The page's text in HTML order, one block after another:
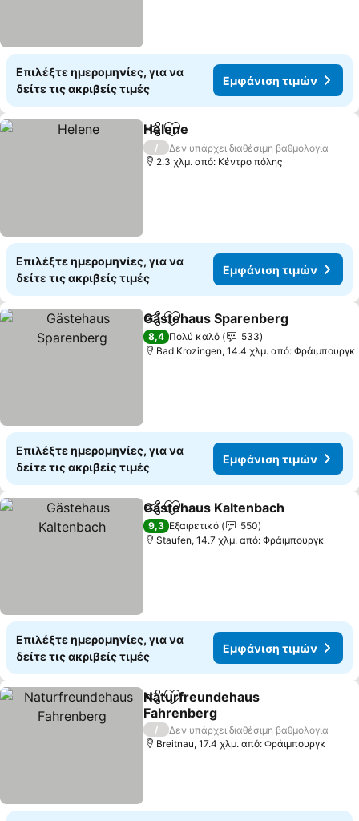
Επιλέξτε ημερομηνίες, για να
δείτε τις ακριβείς τιμές
Εμφάνιση τιμών
Κοινοποίηση
Προσθήκη στα αγαπημένα
Helene
/
Δεν υπάρχει διαθέσιμη βαθμολογία
2.3 χλμ. από: Κέντρο πόλης
Επιλέξτε ημερομηνίες, για να
δείτε τις ακριβείς τιμές
Εμφάνιση τιμών
Κοινοποίηση
Προσθήκη στα αγαπημένα
Gästehaus Sparenberg
8,4 Πολύ καλό
533
Bad Krozingen, 14.4 χλμ. από: Φράιμπουργκ
Επιλέξτε ημερομηνίες, για να
δείτε τις ακριβείς τιμές
Εμφάνιση τιμών
Κοινοποίηση
Προσθήκη στα αγαπημένα
Gästehaus Kaltenbach
9,3 Εξαιρετικό
550
Staufen, 14.7 χλμ. από: Φράιμπουργκ
Επιλέξτε ημερομηνίες, για να
δείτε τις ακριβείς τιμές
Εμφάνιση τιμών
Κοινοποίηση
Προσθήκη στα αγαπημένα
Naturfreundehaus
Fahrenberg
/
Δεν υπάρχει διαθέσιμη βαθμολογία
Breitnau, 17.4 χλμ. από: Φράιμπουργκ